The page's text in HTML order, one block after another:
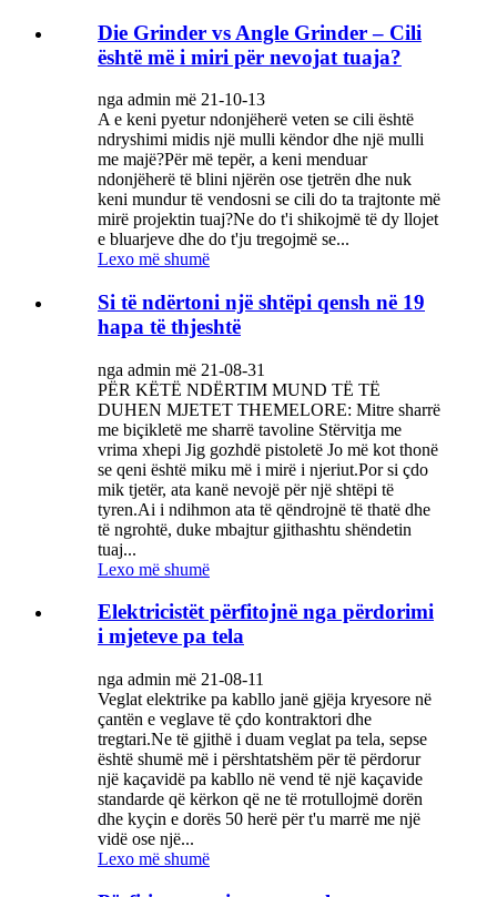
Die Grinder vs Angle Grinder – Cili
është më i miri për nevojat tuaja?
nga admin më 21-10-13
A e keni pyetur ndonjëherë veten se cili është
ndryshimi midis një mulli këndor dhe një mulli
me majë?Për më tepër, a keni menduar
ndonjëherë të blini njërën ose tjetrën dhe nuk
keni mundur të vendosni se cili do ta trajtonte më
mirë projektin tuaj?Ne do t'i shikojmë të dy llojet
e bluarjeve dhe do t'ju tregojmë se...
Lexo më shumë
Si të ndërtoni një shtëpi qensh në 19
hapa të thjeshtë
nga admin më 21-08-31
PËR KËTË NDËRTIM MUND TË TË
DUHEN MJETET THEMELORE: Mitre sharrë
me biçikletë me sharrë tavoline Stërvitja me
vrima xhepi Jig gozhdë pistoletë Jo më kot thonë
se qeni është miku më i mirë i njeriut.Por si çdo
mik tjetër, ata kanë nevojë për një shtëpi të
tyren.Ai i ndihmon ata të qëndrojnë të thatë dhe
të ngrohtë, duke mbajtur gjithashtu shëndetin
tuaj...
Lexo më shumë
Elektricistët përfitojnë nga përdorimi
i mjeteve pa tela
nga admin më 21-08-11
Veglat elektrike pa kabllo janë gjëja kryesore në
çantën e veglave të çdo kontraktori dhe
tregtari.Ne të gjithë i duam veglat pa tela, sepse
është shumë më i përshtatshëm për të përdorur
një kaçavidë pa kabllo në vend të një kaçavide
standarde që kërkon që ne të rrotullojmë dorën
dhe kyçin e dorës 50 herë për t'u marrë me një
vidë ose një...
Lexo më shumë